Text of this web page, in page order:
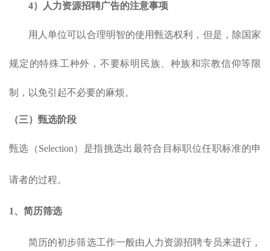
4） 人力资源招聘广告的注意事项
用人单位可以合理明智的使用甄选权利，但是，除国家
规定的特殊工种外，不要标明民族、种族和宗教信仰等限
制，以免引起不必要的麻烦。
（三）甄选阶段
甄选（Selection）是指挑选出最符合目标职位任职标准的申
请者的过程。
1、 简历筛选
简历的初步筛选工作一般由人力资源招聘专员来进行，